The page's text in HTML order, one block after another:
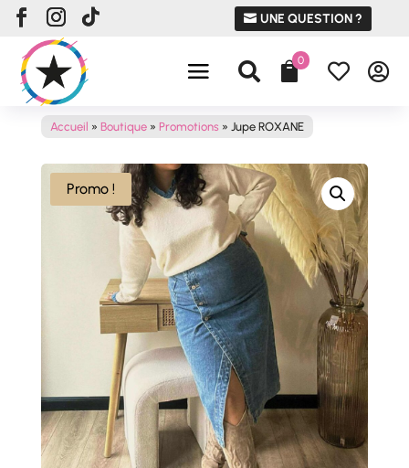
UNE QUESTION ?
 0  
Accueil » Boutique» Promotions» Jupe ROXANE
Promo !